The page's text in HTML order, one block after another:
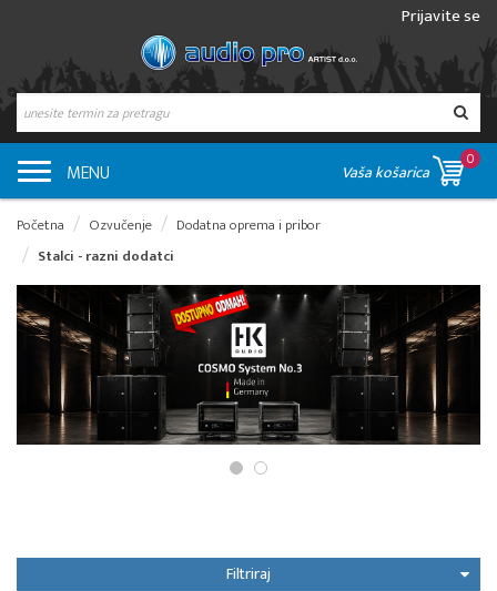
Prijavite se
MENU Vaša košarica
0
Početna Ozvučenje
Dodatna oprema i pribor
Stalci - razni dodatci
Filtriraj